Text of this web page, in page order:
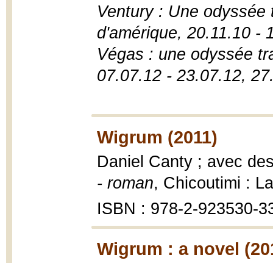
Ventury : Une
d'amérique, 20.11.10 -
Végas : une odyssée
07.07.12 - 23.07.12,
Wigrum (2011)
Daniel Canty ; avec
- roman, Chicoutimi :
ISBN : 978-2-923530-
Wigrum : a novel